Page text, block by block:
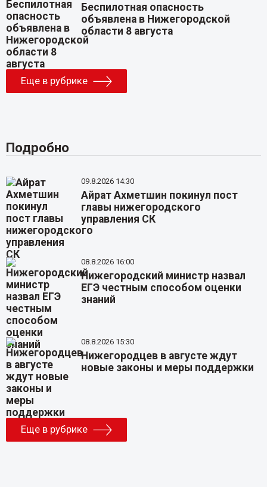
Беспилотная опасность
объявлена в Нижегородской
области 8 августа
Еще в рубрике
Подробно
09.8.2026 14:30
Айрат Ахметшин покинул пост
главы нижегородского
управления СК
08.8.2026 16:00
Нижегородский министр назвал
ЕГЭ честным способом оценки
знаний
08.8.2026 15:30
Нижегородцев в августе ждут
новые законы и меры поддержки
Еще в рубрике